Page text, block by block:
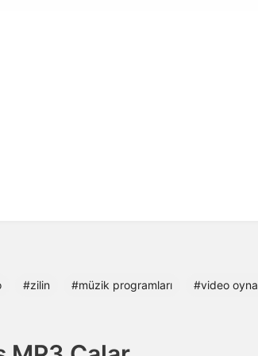
#zilin #müzik programları #video